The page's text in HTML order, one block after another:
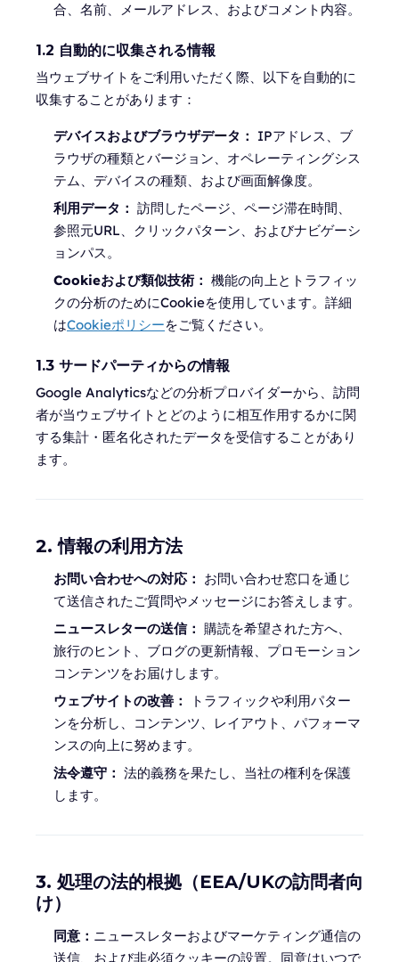
合、名前、メールアドレス、およびコメント内容。
1.2 自動的に収集される情報
当ウェブサイトをご利用いただく際、以下を自動的に
収集することがあります：
デバイスおよびブラウザデータ： IPアドレス、ブ
ラウザの種類とバージョン、オペレーティングシス
テム、デバイスの種類、および画面解像度。
利用データ： 訪問したページ、ページ滞在時間、
参照元URL、クリックパターン、およびナビゲーシ
ョンパス。
Cookieおよび類似技術： 機能の向上とトラフィッ
クの分析のためにCookieを使用しています。詳細
はCookieポリシーをご覧ください。
1.3 サードパーティからの情報
Google Analyticsなどの分析プロバイダーから、訪問
者が当ウェブサイトとどのように相互作用するかに関
する集計・匿名化されたデータを受信することがあり
ます。
2. 情報の利用方法
お問い合わせへの対応： お問い合わせ窓口を通じ
て送信されたご質問やメッセージにお答えします。
ニュースレターの送信： 購読を希望された方へ、
旅行のヒント、ブログの更新情報、プロモーション
コンテンツをお届けします。
ウェブサイトの改善：
トラフィックや利用パター
ンを分析し、コンテンツ、レイアウト、パフォーマ
ンスの向上に努めます。
法令遵守： 法的義務を果たし、当社の権利を保護
します。
3. 処理の法的根拠（EEA/UKの訪問者向
け）
同意： ニュースレターおよびマーケティング通信の
送信、および非必須クッキーの設置。同意はいつで